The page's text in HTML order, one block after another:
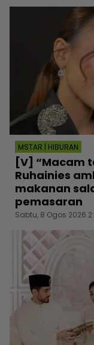
MSTAR | HIBURAN
[V] “Macam
Ruhainies
makanan
pemasaran
Sabtu, 8 Ogos 2026